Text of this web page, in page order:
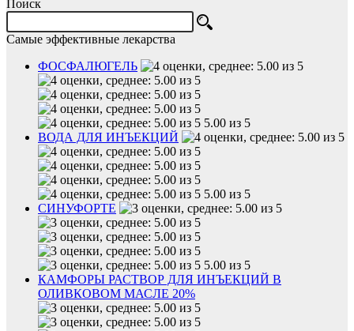
Поиск
Самые эффективные лекарства
ФОСФАЛЮГЕЛЬ
5.00 из 5
ВОДА ДЛЯ ИНЪЕКЦИЙ
5.00 из 5
СИНУФОРТЕ
5.00 из 5
КАМФОРЫ РАСТВОР ДЛЯ ИНЪЕКЦИЙ В
ОЛИВКОВОМ МАСЛЕ 20%